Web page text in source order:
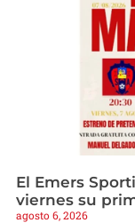
El Emers
viernes su
agosto 6, 2026